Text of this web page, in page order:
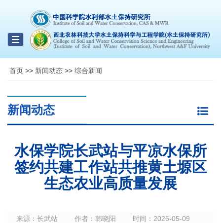
Toggle
navigation
首页 >> 新闻动态 >> 综合新闻
新闻动态
水保学院长武站与平凉水保所
签约共建工作站共推黄土塬区
生态农业高质量发展
来源： 长武站 作者： 韩晓阳 时间： 2026-05-09